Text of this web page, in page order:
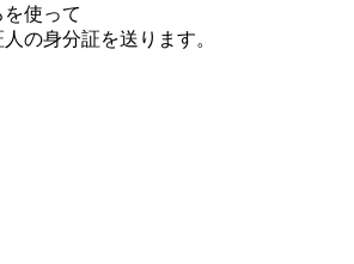
使って
の身分証を送ります。